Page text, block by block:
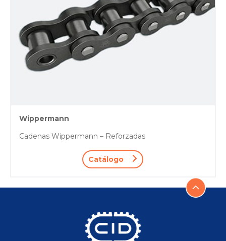
Wippermann
Cadenas Wippermann – Reforzadas
Catálogo